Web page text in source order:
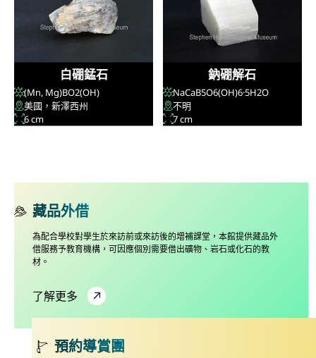
白硼錳石
(Mn, Mg)BO2(OH)
美國，新澤西州
6 cm
鈉硼解石
NaCaB5O6(OH)6·5H2O
不明
7 cm
藏品外借
為配合學校對學生於來訪前或來訪後的增補課堂，本館提供藏品外
借服務予教育機構，可因應個別需要借出礦物、岩石或化石的教
材。
了解更多
預約導賞團